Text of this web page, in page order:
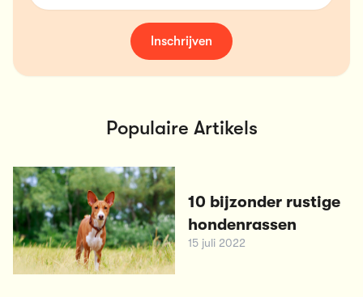
Inschrijven
Populaire Artikels
10 bijzonder rustige
hondenrassen
15 juli 2022